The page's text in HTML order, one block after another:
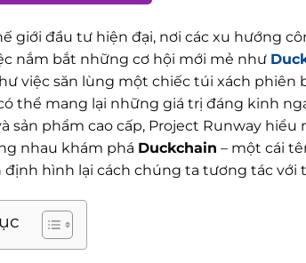
giới đầu tư hiện đại, nơi các xu hướng
nắm bắt những cơ hội mới mẻ như
việc săn lùng một chiếc túi xách
thể mang lại những giá trị đáng kinh
sản phẩm cao cấp, Project Runway
nhau khám phá Duckchain – một cái
định hình lại cách chúng ta tương tác với